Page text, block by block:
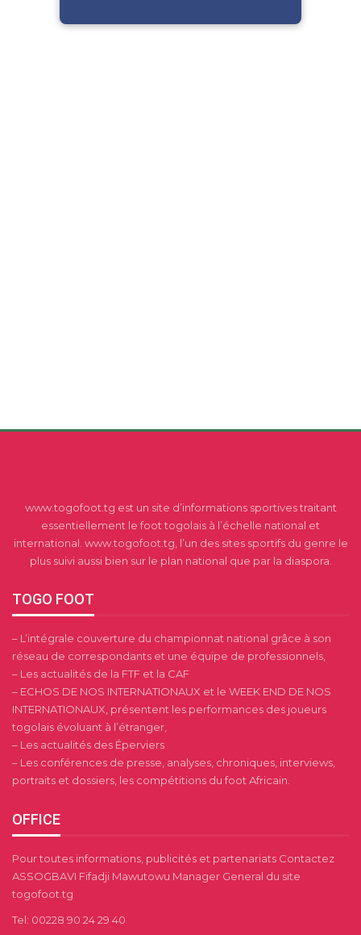
www.togofoot.tg est un site d’informations sportives traitant
essentiellement le foot togolais à l’échelle national et
international. www.togofoot.tg, l’un des sites sportifs du genre le
plus suivi aussi bien sur le plan national que par la diaspora.
TOGO FOOT
– L’intégrale couverture du championnat national grâce à son
réseau de correspondants et une équipe de professionnels,
– Les actualités de la FTF et la CAF
– ECHOS DE NOS INTERNATIONAUX et le WEEK END DE NOS
INTERNATIONAUX, présentent les performances des joueurs
togolais évoluant à l’étranger,
– Les actualités des Éperviers
– Les conférences de presse, analyses, chroniques, interviews,
portraits et dossiers, les compétitions du foot Africain.
OFFICE
Pour toutes informations, publicités et partenariats Contactez
ASSOGBAVI Fifadji Mawutowu Manager General du site
togofoot.tg
Tel: 00228 90 24 29 40